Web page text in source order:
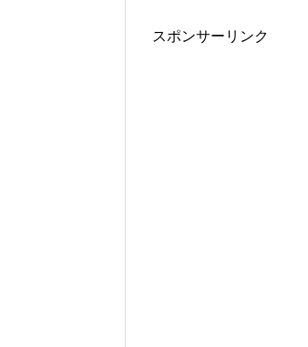
スポンサーリンク